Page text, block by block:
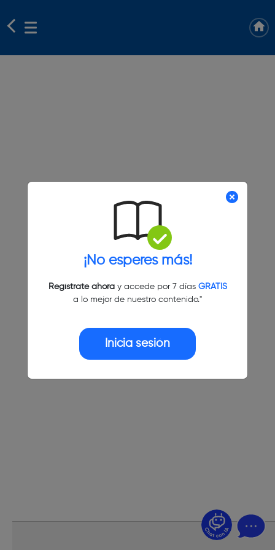
¡No esperes más!
Regístrate ahoray accede por 7 días GRATIS
a lo mejor de nuestro contenido."
Inicia sesión